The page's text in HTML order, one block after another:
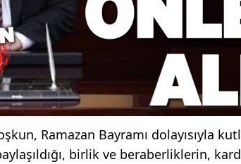
Ramazan Bayramı dolayısıyla
birlik ve beraberliklerin,